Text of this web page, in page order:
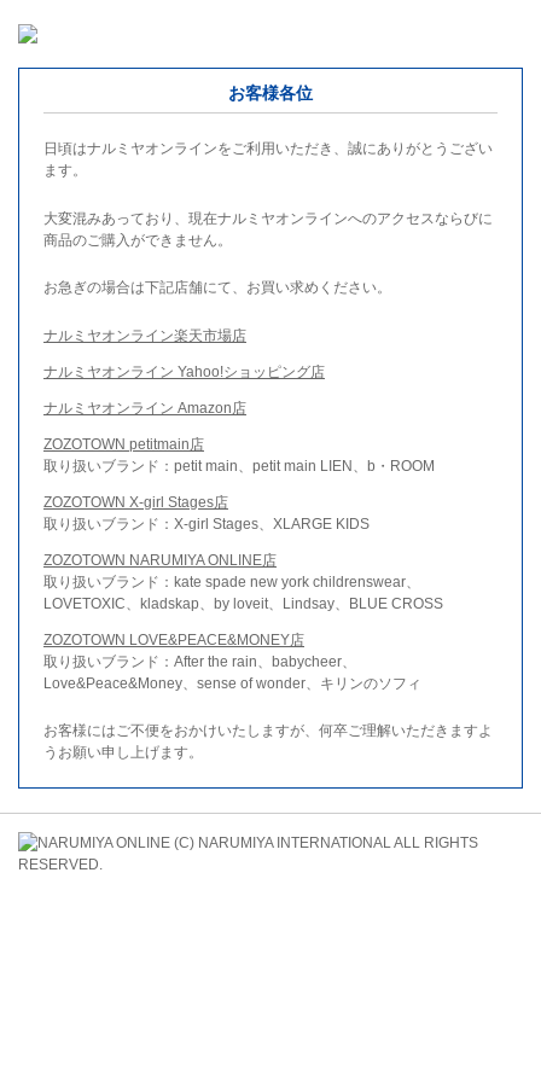
お客様各位
日頃はナルミヤオンラインをご利用いただき、誠にありがとうござい
ます。
大変混みあっており、現在ナルミヤオンラインへのアクセスならびに
商品のご購入ができません。
お急ぎの場合は下記店舗にて、お買い求めください。
ナルミヤオンライン楽天市場店
ナルミヤオンライン Yahoo!ショッピング店
ナルミヤオンライン Amazon店
ZOZOTOWN petitmain店
取り扱いブランド：petit main、petit main LIEN、b・ROOM
ZOZOTOWN X-girl Stages店
取り扱いブランド：X-girl Stages、XLARGE KIDS
ZOZOTOWN NARUMIYA ONLINE店
取り扱いブランド：kate spade new york childrenswear、
LOVETOXIC、kladskap、by loveit、Lindsay、BLUE CROSS
ZOZOTOWN LOVE&PEACE&MONEY店
取り扱いブランド：After the rain、babycheer、
Love&Peace&Money、sense of wonder、キリンのソフィ
お客様にはご不便をおかけいたしますが、何卒ご理解いただきますよ
うお願い申し上げます。